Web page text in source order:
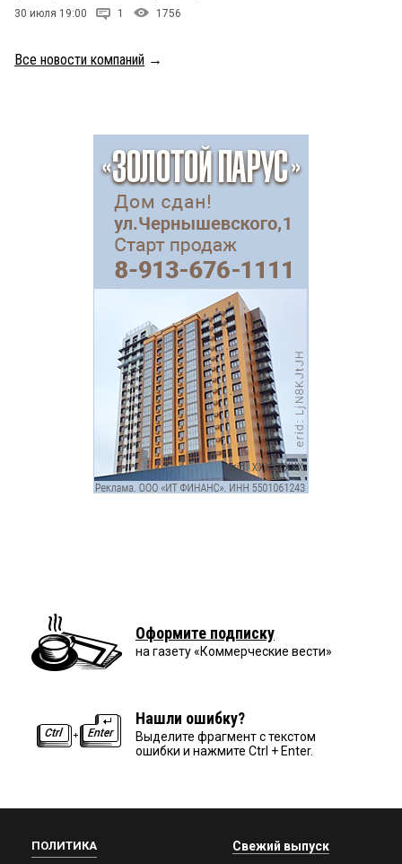
30 июля 19:00 1 1756
Все новости компаний →
Оформите подписку
на газету «Коммерческие вести»
Нашли ошибку?
Выделите фрагмент с текстом
ошибки и нажмите Ctrl + Enter.
ПОЛИТИКА Свежий выпуск